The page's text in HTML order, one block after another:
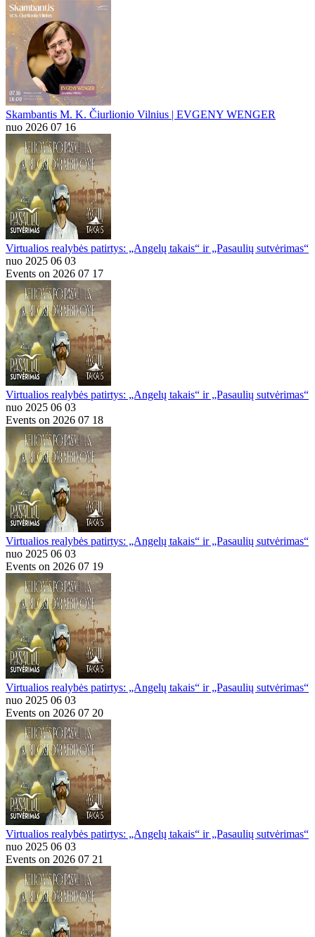
Skambantis M. K. Čiurlionio Vilnius | EVGENY WENGER
nuo 2026 07 16
Virtualios realybės patirtys: „Angelų takais“ ir „Pasaulių sutvėrimas“
nuo 2025 06 03
Events on 2026 07 17
Virtualios realybės patirtys: „Angelų takais“ ir „Pasaulių sutvėrimas“
nuo 2025 06 03
Events on 2026 07 18
Virtualios realybės patirtys: „Angelų takais“ ir „Pasaulių sutvėrimas“
nuo 2025 06 03
Events on 2026 07 19
Virtualios realybės patirtys: „Angelų takais“ ir „Pasaulių sutvėrimas“
nuo 2025 06 03
Events on 2026 07 20
Virtualios realybės patirtys: „Angelų takais“ ir „Pasaulių sutvėrimas“
nuo 2025 06 03
Events on 2026 07 21